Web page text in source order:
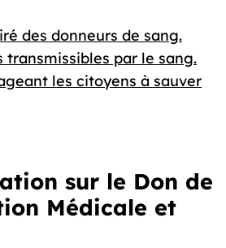
des donneurs de sang.
par le sang.
les citoyens à sauver
sur le Don de
Médicale et